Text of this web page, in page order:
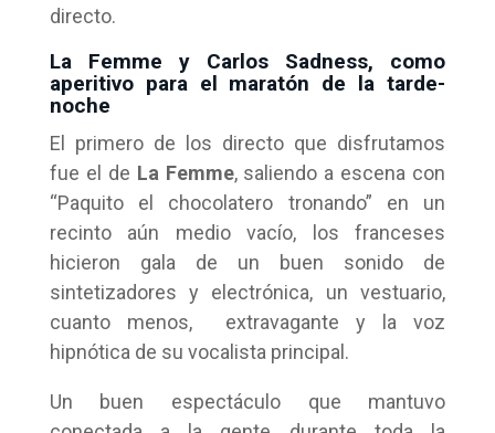
directo.
La Femme y Carlos Sadness, como
aperitivo para el maratón de la tarde-
noche
El primero de los directo que disfrutamos
fue el de La Femme, saliendo a escena con
“Paquito el chocolatero tronando” en un
recinto aún medio vacío, los franceses
hicieron gala de un buen sonido de
sintetizadores y electrónica, un vestuario,
cuanto menos, extravagante y la voz
hipnótica de su vocalista principal.
Un buen espectáculo que mantuvo